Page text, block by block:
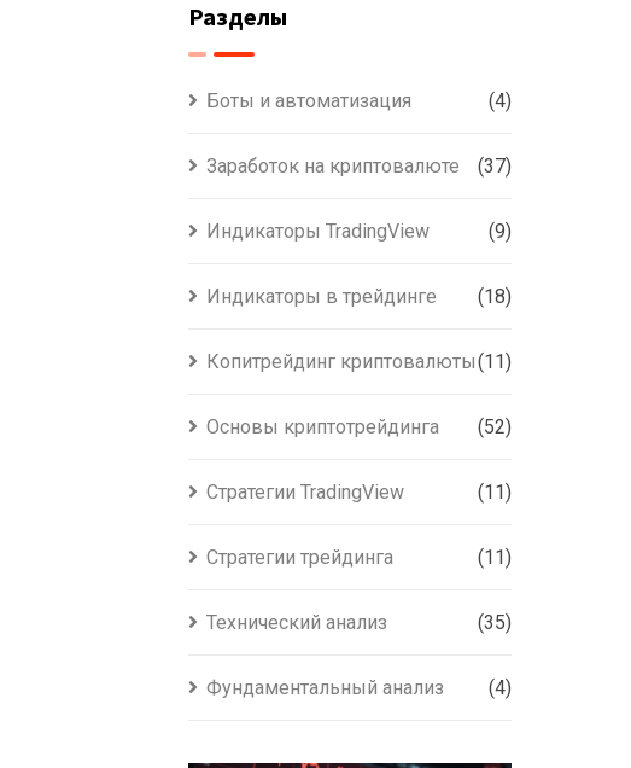
Разделы
Боты и автоматизация (4)
Заработок на криптовалюте (37)
Индикаторы TradingView (9)
Индикаторы в трейдинге (18)
Копитрейдинг криптовалюты(11)
Основы криптотрейдинга (52)
Стратегии TradingView (11)
Стратегии трейдинга (11)
Технический анализ (35)
Фундаментальный анализ (4)